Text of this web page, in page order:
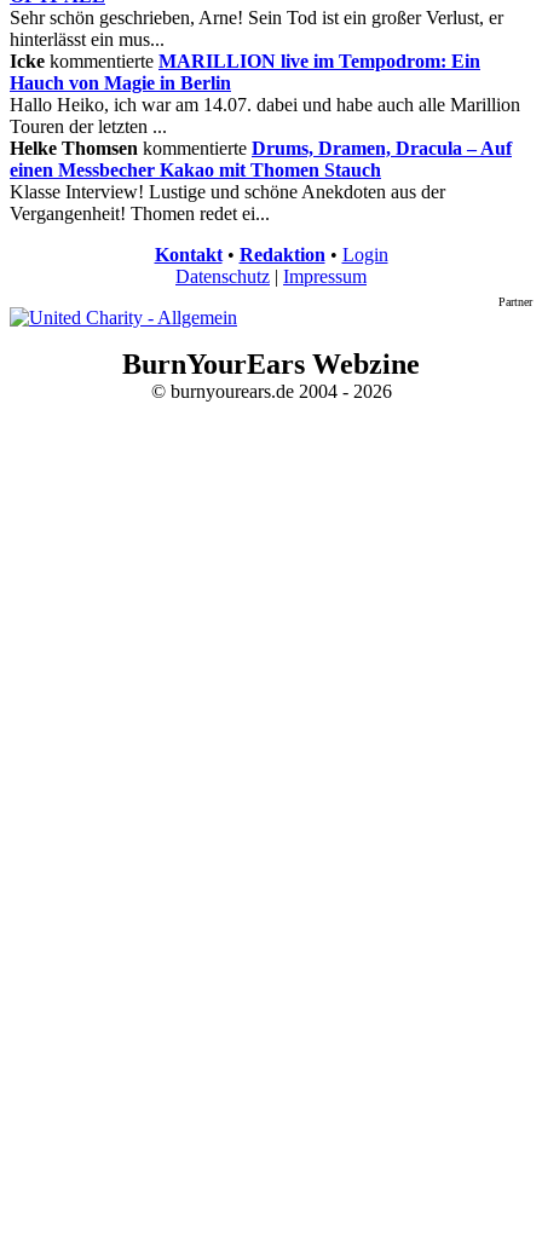
Sehr schön geschrieben, Arne! Sein Tod ist ein großer Verlust, er
hinterlässt ein mus...
Icke kommentierte MARILLION live im Tempodrom: Ein
Hauch von Magie in Berlin
Hallo Heiko, ich war am 14.07. dabei und habe auch alle Marillion
Touren der letzten ...
Helke Thomsen kommentierte Drums, Dramen, Dracula – Auf
einen Messbecher Kakao mit Thomen Stauch
Klasse Interview! Lustige und schöne Anekdoten aus der
Vergangenheit! Thomen redet ei...
Kontakt• Redaktion • Login
Datenschutz | Impressum
Partner
BurnYourEars Webzine
© burnyourears.de 2004 - 2026